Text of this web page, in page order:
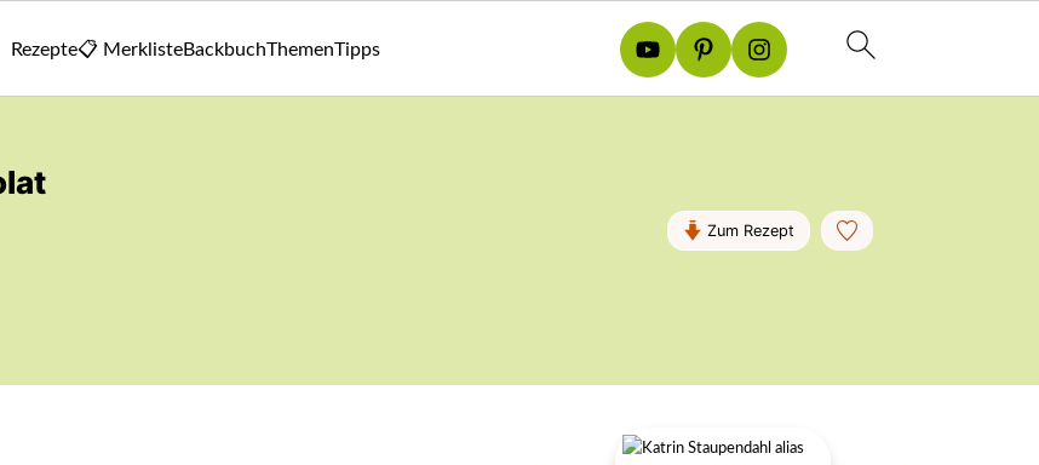
Rezepte📋 MerklisteBackbuchThemenTipps
Zum Rezept